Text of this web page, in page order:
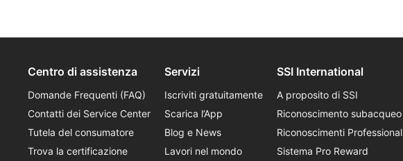
Centro di assistenza
Domande Frequenti (FAQ)
Contatti dei Service Center
Tutela del consumatore
Trova la certificazione
Servizi
Iscriviti gratuitamente
Scarica l’App
Blog e News
Lavori nel mondo
SSI International
A proposito di SSI
Riconoscimento subacqueo
Riconoscimenti Professional
Sistema Pro Reward